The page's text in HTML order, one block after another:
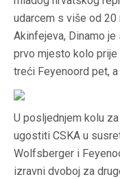
udarcem s više od 20
Akinfejeva, Dinamo
prvo mjesto kolo prije
treći Feyenoord pet,
U posljednjem kolu
ugostiti CSKA u
Wolfsberger i
izravni dvoboj za